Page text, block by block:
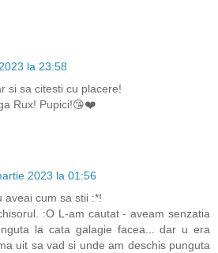
la 23:58
si sa citesti cu placere!
Rux! Pupici!😘❤️
2023 la 01:56
aveai cum sa stii :*!
:O L-am cautat - aveam senzatia
la cata galagie facea... dar u era
uit sa vad si unde am deschis punguta